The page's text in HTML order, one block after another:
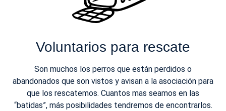
Voluntarios para rescate
Son muchos los perros que están perdidos o
abandonados que son vistos y avisan a la asociación para
que los rescatemos. Cuantos mas seamos en las
“batidas”, más posibilidades tendremos de encontrarlos.